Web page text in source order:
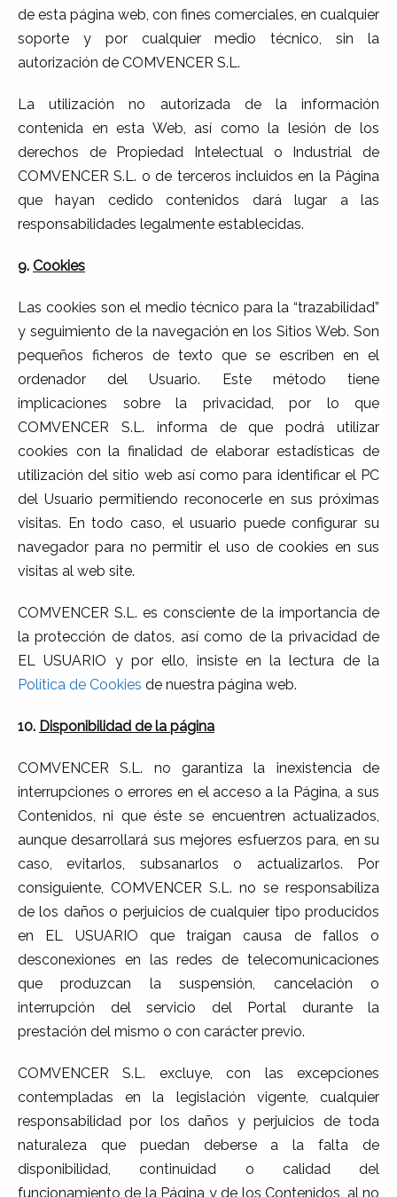
de esta página web, con fines comerciales, en cualquier
soporte y por cualquier medio técnico, sin la
autorización de COMVENCER S.L.
La utilización no autorizada de la información
contenida en esta Web, así como la lesión de los
derechos de Propiedad Intelectual o Industrial de
COMVENCER S.L. o de terceros incluidos en la Página
que hayan cedido contenidos dará lugar a las
responsabilidades legalmente establecidas.
9. Cookies
Las cookies son el medio técnico para la “trazabilidad”
y seguimiento de la navegación en los Sitios Web. Son
pequeños ficheros de texto que se escriben en el
ordenador del Usuario. Este método tiene
implicaciones sobre la privacidad, por lo que
COMVENCER S.L. informa de que podrá utilizar
cookies con la finalidad de elaborar estadísticas de
utilización del sitio web así como para identificar el PC
del Usuario permitiendo reconocerle en sus próximas
visitas. En todo caso, el usuario puede configurar su
navegador para no permitir el uso de cookies en sus
visitas al web site.
COMVENCER S.L. es consciente de la importancia de
la protección de datos, así como de la privacidad de
EL USUARIO y por ello, insiste en la lectura de la
Política de Cookies de nuestra página web.
10. Disponibilidad de la página
COMVENCER S.L. no garantiza la inexistencia de
interrupciones o errores en el acceso a la Página, a sus
Contenidos, ni que éste se encuentren actualizados,
aunque desarrollará sus mejores esfuerzos para, en su
caso, evitarlos, subsanarlos o actualizarlos. Por
consiguiente, COMVENCER S.L. no se responsabiliza
de los daños o perjuicios de cualquier tipo producidos
en EL USUARIO que traigan causa de fallos o
desconexiones en las redes de telecomunicaciones
que produzcan la suspensión, cancelación o
interrupción del servicio del Portal durante la
prestación del mismo o con carácter previo.
COMVENCER S.L. excluye, con las excepciones
contempladas en la legislación vigente, cualquier
responsabilidad por los daños y perjuicios de toda
naturaleza que puedan deberse a la falta de
disponibilidad, continuidad o calidad del
funcionamiento de la Página y de los Contenidos, al no